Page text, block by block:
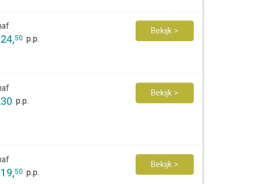
,50 p.p.
Bekijk >
p.p.
Bekijk >
,50 p.p.
Bekijk >